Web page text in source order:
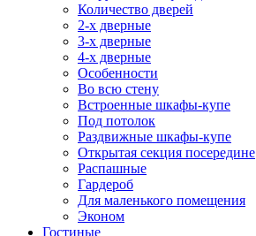
Количество дверей
2-х дверные
3-х дверные
4-х дверные
Особенности
Во всю стену
Встроенные шкафы-купе
Под потолок
Раздвижные шкафы-купе
Открытая секция посередине
Распашные
Гардероб
Для маленького помещения
Эконом
Гостиные